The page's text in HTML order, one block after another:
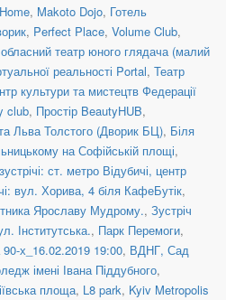
, Makoto Dojo, Готель
, Perfect Place, Volume Club,
театр юного глядача (малий
реальності Portal, Театр
культури та мистецтв Федерації
club, Простір BeautyHUB,
Льва Толстого (Дворик БЦ), Біля
на Софійській площі,
ст. метро Відубичі, центр
вул. Хорива, 4 біля КафеБутік,
Ярославу Мудрому., Зустріч
Інститутська., Парк Перемоги,
х_16.02.2019 19:00, ВДНГ, Сад
імені Івана Піддубного,
площа, L8 park, Kyiv Metropolis